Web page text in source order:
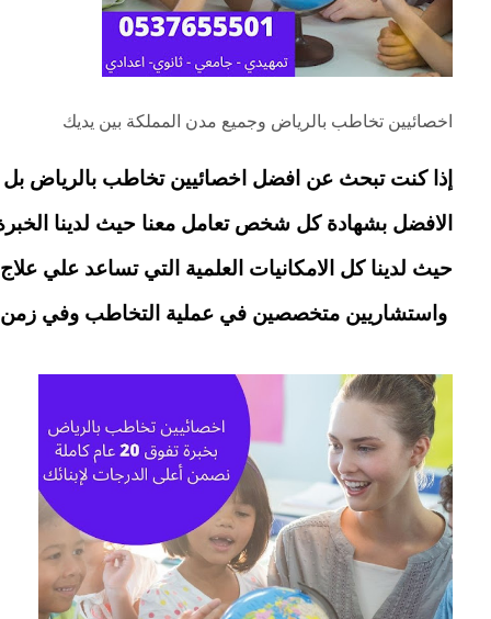
اخصائيين تخاطب بالرياض وجميع مدن المملكة بين يديك
إذا كنت تبحث عن افضل اخصائيين تخاطب بالرياض بل
الافضل بشهادة كل شخص تعامل معنا حيث لدينا الخبرة
حيث لدينا كل الامكانيات العلمية التي تساعد علي علاج
واستشاريين متخصصين في عملية التخاطب وفي